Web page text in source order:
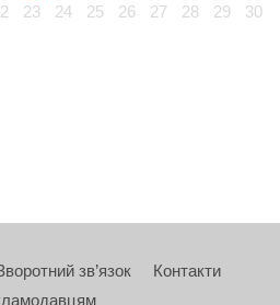
23 24 25 26 27 28 29
30
зв’язок
Контакти